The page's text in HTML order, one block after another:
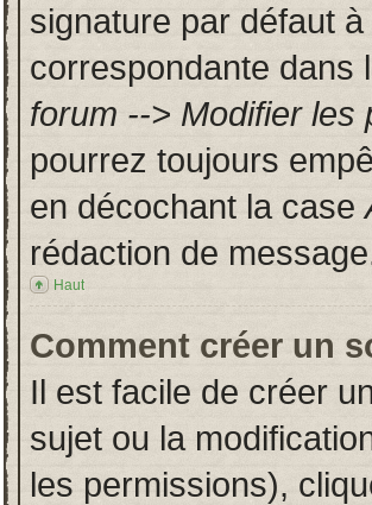
signature par défaut
correspondante dans
forum --> Modifier les
pourrez toujours
en décochant la case
rédaction de
Haut
Comment créer un
Il est facile de créer
sujet ou la
les permissions),